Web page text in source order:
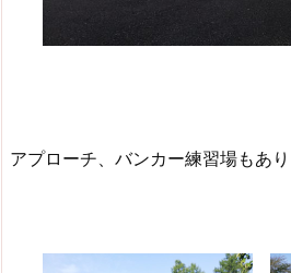
アプローチ、バンカー練習場もあり